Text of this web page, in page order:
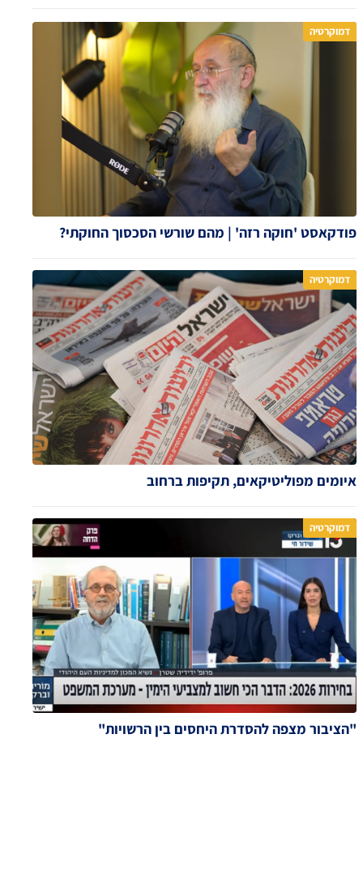
דמוקרטיה
פודקאסט 'חוקה רזה' | מהם שורשי הסכסוך החוקתי?
דמוקרטיה
איומים מפוליטיקאים, תקיפות ברחוב
דמוקרטיה
"הציבור מצפה להסדרת היחסים בין הרשויות"